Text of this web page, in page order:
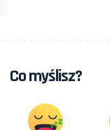
Co myślisz?